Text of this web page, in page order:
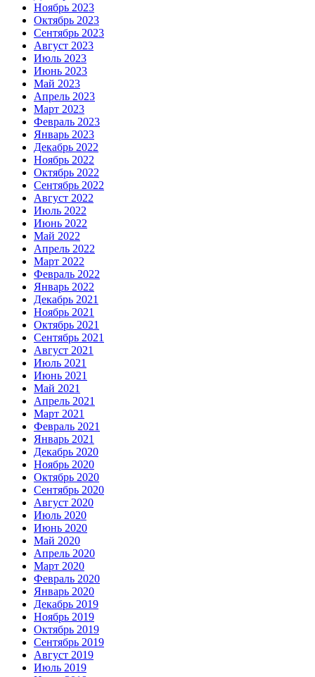
Ноябрь 2023
Октябрь 2023
Сентябрь 2023
Август 2023
Июль 2023
Июнь 2023
Май 2023
Апрель 2023
Март 2023
Февраль 2023
Январь 2023
Декабрь 2022
Ноябрь 2022
Октябрь 2022
Сентябрь 2022
Август 2022
Июль 2022
Июнь 2022
Май 2022
Апрель 2022
Март 2022
Февраль 2022
Январь 2022
Декабрь 2021
Ноябрь 2021
Октябрь 2021
Сентябрь 2021
Август 2021
Июль 2021
Июнь 2021
Май 2021
Апрель 2021
Март 2021
Февраль 2021
Январь 2021
Декабрь 2020
Ноябрь 2020
Октябрь 2020
Сентябрь 2020
Август 2020
Июль 2020
Июнь 2020
Май 2020
Апрель 2020
Март 2020
Февраль 2020
Январь 2020
Декабрь 2019
Ноябрь 2019
Октябрь 2019
Сентябрь 2019
Август 2019
Июль 2019